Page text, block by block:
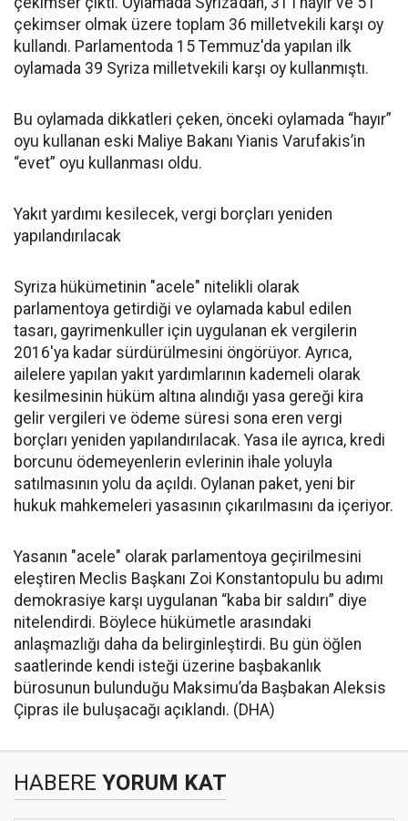
çekimser olmak üzere toplam 36 milletvekili karşı oy
kullandı. Parlamentoda 15 Temmuz'da yapılan ilk
oylamada 39 Syriza milletvekili karşı oy kullanmıştı.
Bu oylamada dikkatleri çeken, önceki oylamada “hayır”
oyu kullanan eski Maliye Bakanı Yianis Varufakis’in
“evet” oyu kullanması oldu.
Yakıt yardımı kesilecek, vergi borçları yeniden
yapılandırılacak
Syriza hükümetinin "acele" nitelikli olarak
parlamentoya getirdiği ve oylamada kabul edilen
tasarı, gayrimenkuller için uygulanan ek vergilerin
2016'ya kadar sürdürülmesini öngörüyor. Ayrıca,
ailelere yapılan yakıt yardımlarının kademeli olarak
kesilmesinin hüküm altına alındığı yasa gereği kira
gelir vergileri ve ödeme süresi sona eren vergi
borçları yeniden yapılandırılacak. Yasa ile ayrıca, kredi
borcunu ödemeyenlerin evlerinin ihale yoluyla
satılmasının yolu da açıldı. Oylanan paket, yeni bir
hukuk mahkemeleri yasasının çıkarılmasını da içeriyor.
Yasanın "acele" olarak parlamentoya geçirilmesini
eleştiren Meclis Başkanı Zoi Konstantopulu bu adımı
demokrasiye karşı uygulanan “kaba bir saldırı” diye
nitelendirdi. Böylece hükümetle arasındaki
anlaşmazlığı daha da belirginleştirdi. Bu gün öğlen
saatlerinde kendi isteği üzerine başbakanlık
bürosunun bulunduğu Maksimu’da Başbakan Aleksis
Çipras ile buluşacağı açıklandı. (DHA)
HABERE YORUM KAT